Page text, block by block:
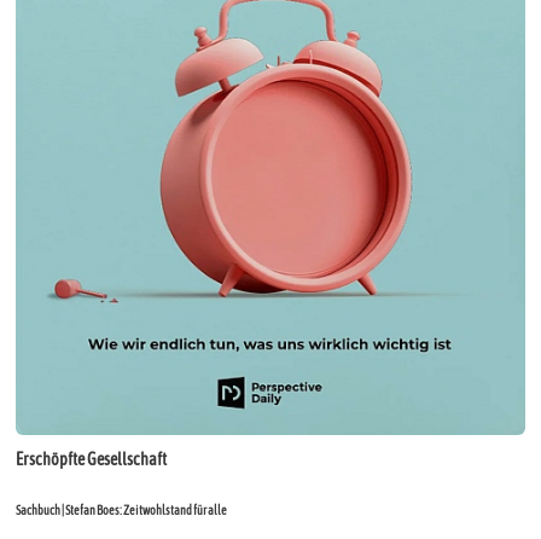
Erschöpfte Gesellschaft
Sachbuch | Stefan Boes: Zeitwohlstand für alle